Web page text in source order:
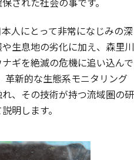
人にとって非常になじみの深
生息地の劣化に加え、森里川
ギを絶滅の危機に追い込んで
新的な生態系モニタリング
、その技術が持つ流域圏の研
明します。